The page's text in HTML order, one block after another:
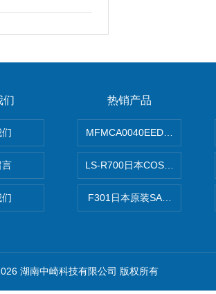
绍
们
言
热销产品
MFMCA0040EED-H日本
LS-R700日本COSMO科斯莫
F301日本原装SANAI三爱旋
湖南中崎科技有限公司 版权所有